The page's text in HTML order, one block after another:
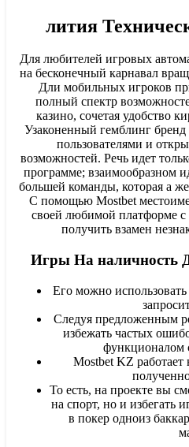
лития
Для любителей игровых
на бесконечный карнавал
Дли мобильных игроков
полный спектр
казино, сочетая удобство
Узаконенный гемблинг
пользователями и
возможностей. Речь идет
программе; взаимообразном
большей команды, которая а
С помощью Mostbet
своей любимой платформе
получить взамен
Игры На наличность
Его можно
Следуя предложенным
избежать частых
функционалом
Mostbet KZ
То есть, на проекте вы
на спорт, но и избегать
в покер одноиз